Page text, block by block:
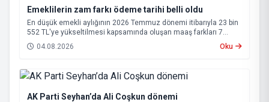
Emeklilerin zam farkı ödeme tarihi belli oldu
En düşük emekli aylığının 2026 Temmuz dönemi itibarıyla 23 bin
552 TL'ye yükseltilmesi kapsamında oluşan maaş farkları 7
Ağustos 2026 tarihinde hesaplara yatırılacak.
04.08.2026 Oku
AK Parti Seyhan’da Ali Coşkun dönemi